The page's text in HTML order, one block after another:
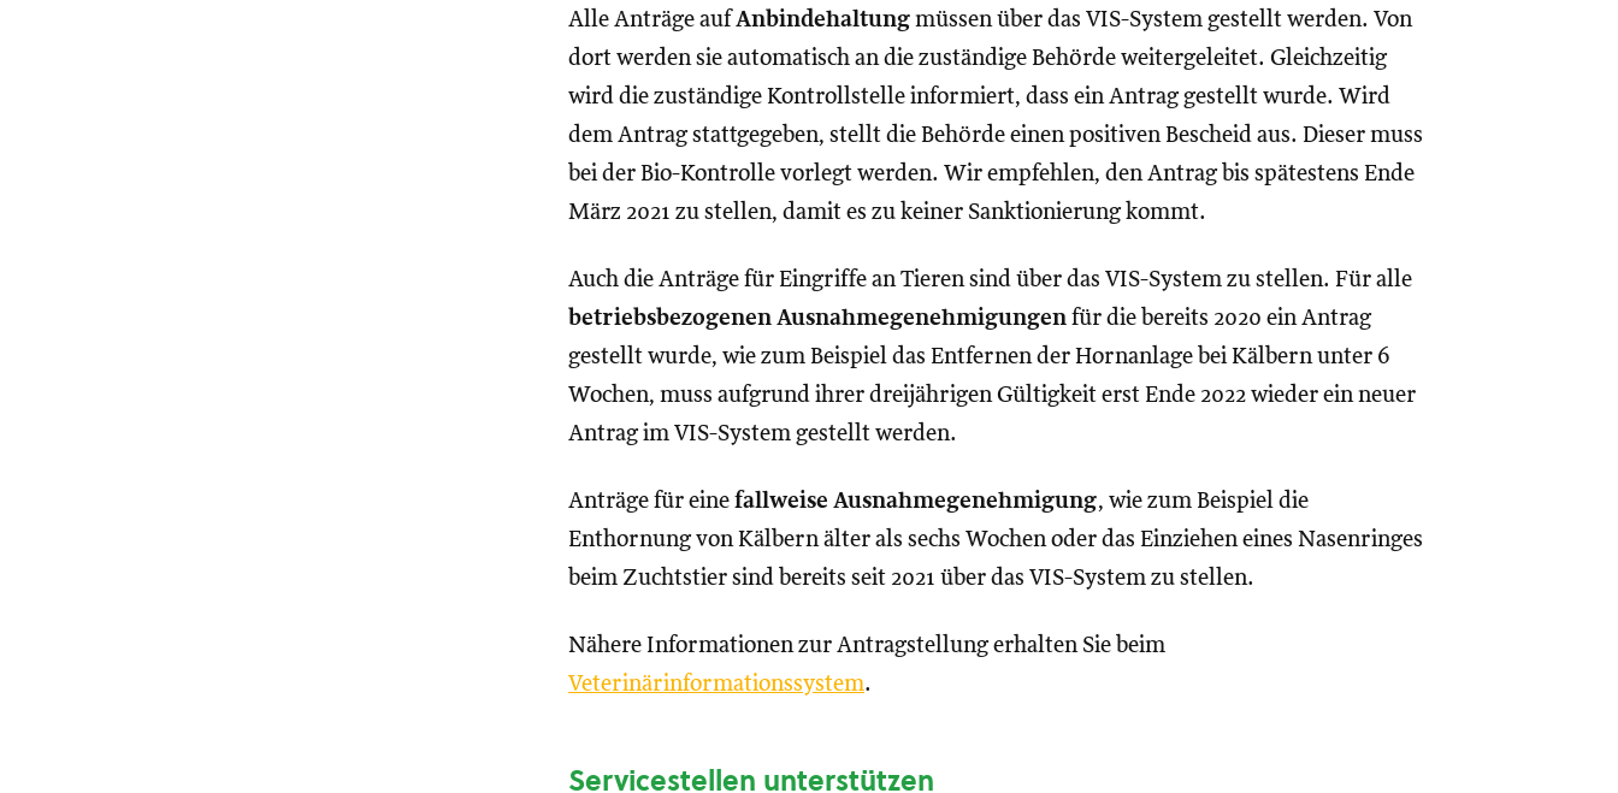
Alle Anträge aufAnbindehaltung müssen über das VIS-System gestellt werden. Von
dort werden sie automatisch an die zuständige Behörde weitergeleitet. Gleichzeitig
wird die zuständige Kontrollstelle informiert, dass ein Antrag gestellt wurde. Wird
dem Antrag stattgegeben, stellt die Behörde einen positiven Bescheid aus. Dieser muss
bei der Bio-Kontrolle vorlegt werden. Wir empfehlen, den Antrag bis spätestens Ende
März 2021 zu stellen, damit es zu keiner Sanktionierung kommt.
Auch die Anträge für Eingriffe an Tieren sind über das VIS-System zu stellen. Für alle
betriebsbezogenen Ausnahmegenehmigungen für die bereits 2020 ein Antrag
gestellt wurde, wie zum Beispiel das Entfernen der Hornanlage bei Kälbern unter 6
Wochen, muss aufgrund ihrer dreijährigen Gültigkeit erst Ende 2022 wieder ein neuer
Antrag im VIS-System gestellt werden.
Anträge für eine fallweise Ausnahmegenehmigung, wie zum Beispiel die
Enthornung von Kälbern älter als sechs Wochen oder das Einziehen eines Nasenringes
beim Zuchtstier sind bereits seit 2021 über das VIS-System zu stellen.
Nähere Informationen zur Antragstellung erhalten Sie beim
Veterinärinformationssystem.
Servicestellen unterstützen